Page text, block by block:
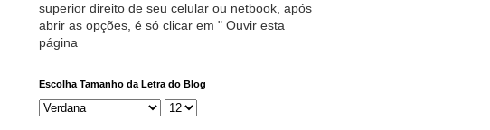
superior direito de seu celular ou netbook, após
abrir as opções, é só clicar em " Ouvir esta
página
Escolha Tamanho da Letra do Blog